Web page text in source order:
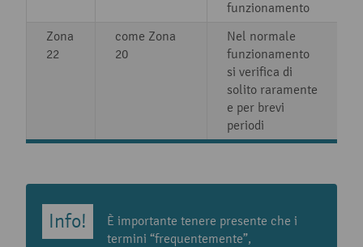
funzionamento
Zona
22
come Zona
20
Nel normale
funzionamento
si verifica di
solito raramente
e per brevi
periodi
È importante tenere presente che i
termini “frequentemente”,